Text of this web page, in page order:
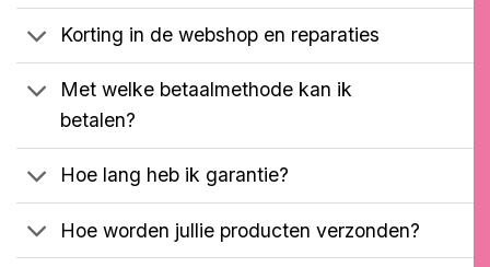
klantbeoordelingen
Korting in de webshop en reparaties
Met welke betaalmethode kan ik
betalen?
Hoe lang heb ik garantie?
Hoe worden jullie producten verzonden?